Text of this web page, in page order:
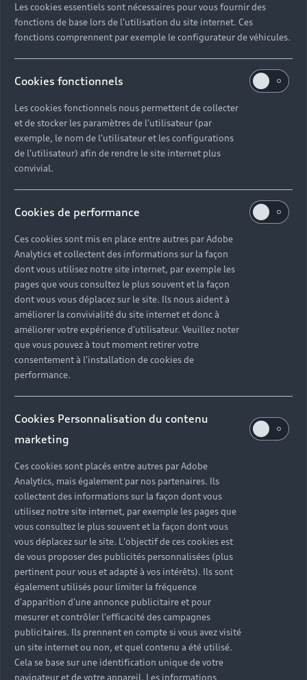
Les cookies essentiels sont nécessaires pour vous fournir des
fonctions de base lors de l'utilisation du site internet. Ces
fonctions comprennent par exemple le configurateur de véhicules.
Cookies fonctionnels
Les cookies fonctionnels nous permettent de collecter
et de stocker les paramètres de l'utilisateur (par
exemple, le nom de l'utilisateur et les configurations
de l'utilisateur) afin de rendre le site internet plus
convivial.
Cookies de performance
Ces cookies sont mis en place entre autres par Adobe
Analytics et collectent des informations sur la façon
dont vous utilisez notre site internet, par exemple les
pages que vous consultez le plus souvent et la façon
dont vous vous déplacez sur le site. Ils nous aident à
améliorer la convivialité du site internet et donc à
améliorer votre expérience d'utilisateur. Veuillez noter
que vous pouvez à tout moment retirer votre
consentement à l'installation de cookies de
performance.
Cookies Personnalisation du contenu
marketing
Ces cookies sont placés entre autres par Adobe
Analytics, mais également par nos partenaires. Ils
collectent des informations sur la façon dont vous
utilisez notre site internet, par exemple les pages que
vous consultez le plus souvent et la façon dont vous
vous déplacez sur le site. L'objectif de ces cookies est
de vous proposer des publicités personnalisées (plus
pertinent pour vous et adapté à vos intérêts). Ils sont
également utilisés pour limiter la fréquence
d'apparition d'une annonce publicitaire et pour
mesurer et contrôler l'efficacité des campagnes
publicitaires. Ils prennent en compte si vous avez visité
un site internet ou non, et quel contenu a été utilisé.
Cela se base sur une identification unique de votre
navigateur et de votre appareil. Les informations
pour tous les véhicules de moins
de 8 ans.
En savoir plus
Une large gamme de
véhicules disponibles
Grâce à votre concessionnaire
auto occasion Audi et au label
Audi Occasion :plus, l’ensemble
des modèles Audi vous sont
accessibles. Différentes
motorisations et finitions vous
sont ici accessibles, dans le seul
but de répondre à vos attentes et